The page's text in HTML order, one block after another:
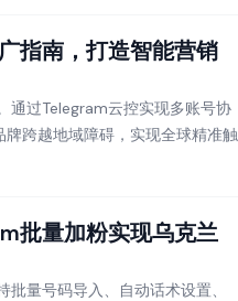
指南，打造智能营销
通过Telegram云控实现多账号协
跨越地域障碍，实现全球精准触
批量加粉实现乌克兰
量号码导入、自动话术设置、